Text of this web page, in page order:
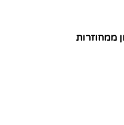
ממחוזרות